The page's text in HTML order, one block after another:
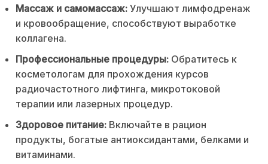
Массаж и самомассаж: Улучшают лимфодренаж
и кровообращение, способствуют выработке
коллагена.
Профессиональные процедуры: Обратитесь к
косметологам для прохождения курсов
радиочастотного лифтинга, микротоковой
терапии или лазерных процедур.
Здоровое питание: Включайте в рацион
продукты, богатые антиоксидантами, белками и
витаминами.